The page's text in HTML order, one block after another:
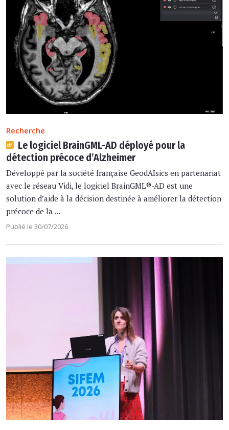
Recherche
Le logiciel BrainGML-AD déployé pour la
détection précoce d’Alzheimer
Développé par la société française GeodAIsics en partenariat
avec le réseau Vidi, le logiciel BrainGML®-AD est une
solution d’aide à la décision destinée à améliorer la détection
précoce de la ...
Publié le 30/07/2026